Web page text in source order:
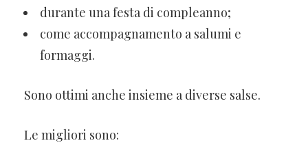
durante una festa di compleanno;
come accompagnamento a salumi e
formaggi.
Sono ottimi anche insieme a diverse salse.
Le migliori sono: